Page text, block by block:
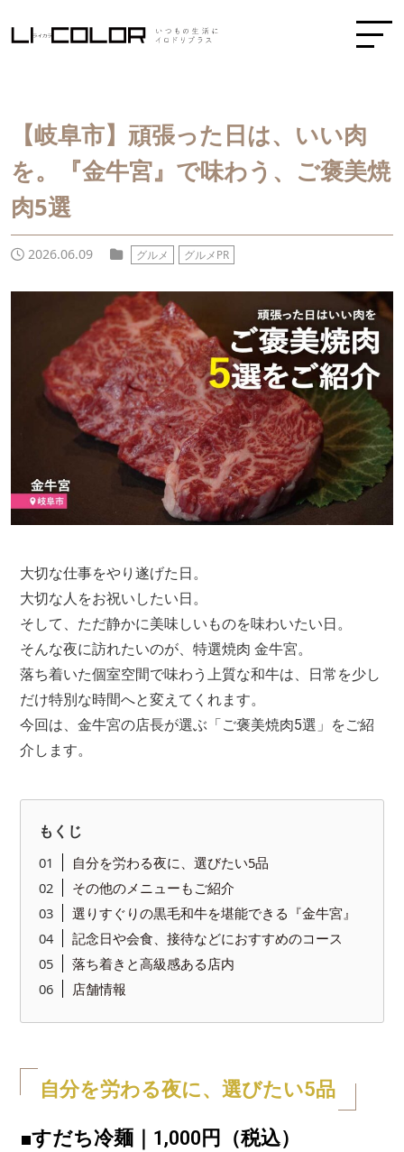
【岐阜市】頑張った日は、いい肉
を。『金牛宮』で味わう、ご褒美焼
肉5選
2026.06.09 グルメ グルメPR
大切な仕事をやり遂げた日。
大切な人をお祝いしたい日。
そして、ただ静かに美味しいものを味わいたい日。
そんな夜に訪れたいのが、特選焼肉 金牛宮。
落ち着いた個室空間で味わう上質な和牛は、日常を少し
だけ特別な時間へと変えてくれます。
今回は、金牛宮の店長が選ぶ「ご褒美焼肉5選」をご紹
介します。
もくじ
自分を労わる夜に、選びたい5品
その他のメニューもご紹介
選りすぐりの黒毛和牛を堪能できる『金牛宮』
記念日や会食、接待などにおすすめのコース
落ち着きと高級感ある店内
店舗情報
自分を労わる夜に、選びたい5品
■すだち冷麺｜1,000円（税込）